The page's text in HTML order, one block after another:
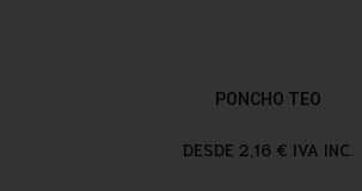
PONCHO TEO
DESDE 2,16 € IVA INC.